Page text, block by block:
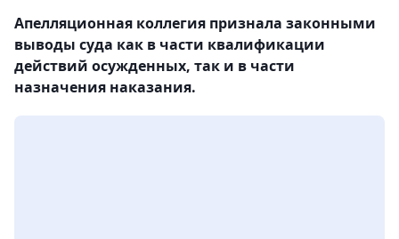
Апелляционная коллегия признала законными
выводы суда как в части квалификации
действий осужденных, так и в части
назначения наказания.